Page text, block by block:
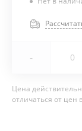
-
Цена
отличаться от цен